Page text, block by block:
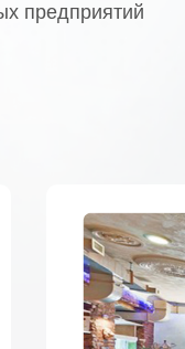
предприятий